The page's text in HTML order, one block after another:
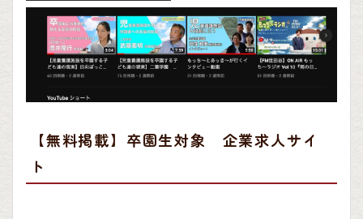
【無料掲載】卒園生対象 企業求人サイ
ト